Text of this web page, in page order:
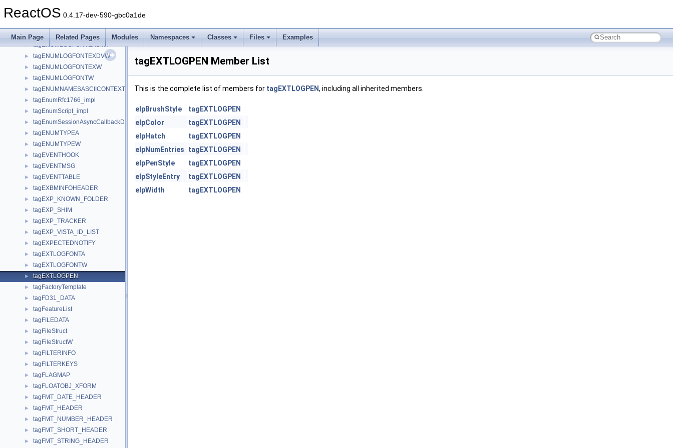
ReactOS 0.4.17-dev-590-gbc0a1de
Main Page Related Pages Modules Namespaces Classes Files Examples
► tagENUMLIST
► tagENUMLOGFONTEXA
► tagENUMLOGFONTEXDVA
► tagENUMLOGFONTEXDVW
► tagENUMLOGFONTEXW
► tagENUMLOGFONTW
► tagENUMNAMESASCIICONTEXT
► tagEnumRfc1766_impl
► tagEnumScript_impl
► tagEnumSessionAsyncCallbackData
► tagENUMTYPEA
► tagENUMTYPEW
► tagEVENTHOOK
► tagEVENTMSG
► tagEVENTTABLE
► tagEXBMINFOHEADER
► tagEXP_KNOWN_FOLDER
► tagEXP_SHIM
► tagEXP_TRACKER
► tagEXP_VISTA_ID_LIST
► tagEXPECTEDNOTIFY
► tagEXTLOGFONTA
► tagEXTLOGFONTW
► tagEXTLOGPEN
► tagFactoryTemplate
► tagFD31_DATA
► tagFeatureList
► tagFILEDATA
► tagFileStruct
► tagFileStructW
► tagFILTERINFO
► tagFILTERKEYS
► tagFLAGMAP
► tagFLOATOBJ_XFORM
► tagFMT_DATE_HEADER
► tagFMT_HEADER
► tagFMT_NUMBER_HEADER
► tagFMT_SHORT_HEADER
► tagFMT_STRING_HEADER
tagEXTLOGPEN Member List
This is the complete list of members for tagEXTLOGPEN, including all inherited members.
elpBrushStyle
tagEXTLOGPEN
elpColor
tagEXTLOGPEN
elpHatch
tagEXTLOGPEN
elpNumEntries
tagEXTLOGPEN
elpPenStyle
tagEXTLOGPEN
elpStyleEntry
tagEXTLOGPEN
elpWidth
tagEXTLOGPEN